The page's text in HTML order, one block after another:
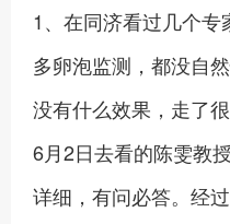
1、在同济看过几个
多卵泡监测，都没自
没有什么效果，走了
6月2日去看的陈雯教
详细，有问必答。经